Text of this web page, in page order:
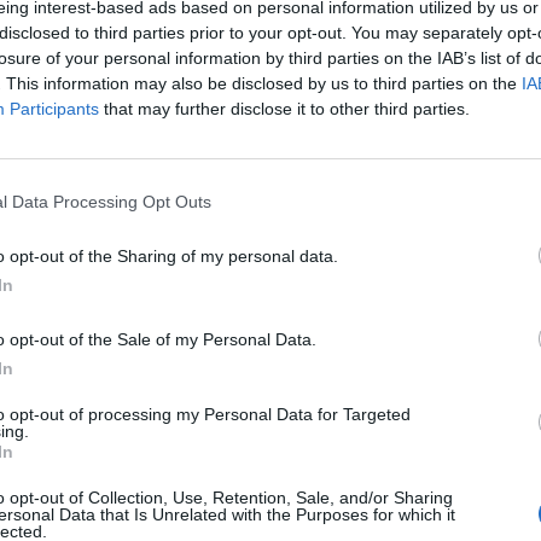
interest-based ads based on personal information utilized by us
to third parties prior to your opt-out. You may separately
of your personal information by third parties on the IAB’s list of
This information may also be disclosed by us to third parties on the
Participants that may further disclose it to other third parties.
Data Processing Opt Outs
opt-out of the Sharing of my personal data.
opt-out of the Sale of my Personal Data.
opt-out of processing my Personal Data for Targeted
opt-out of Collection, Use, Retention, Sale, and/or Sharing
Data that Is Unrelated with the Purposes for which it
Cancellata dunque la norma che
connessione ogni 24 ore per verificare
Il trade-in, il prestito, la rivendita
funzioneranno esattamente come oggi,
360. Inoltre, i giochi potranno essere
esattamente come oggi: i titoli
bisognerà avere, solo nel caso di
retail, il disco nel lettore. A memoria, una
in particolar modo non da quando la
ha accumulato tanti zeri da rendere i
giorni si comincerà a intuire se un
così clamoroso a così poco
partita. Nel frattempo il pubblico dei
Rudy Giuliani a Come States?
Trump, Meloni e la strategia
americana